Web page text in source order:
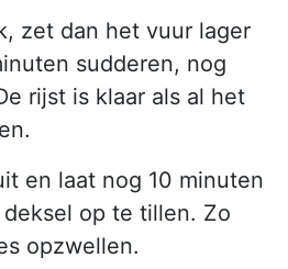
zet dan het vuur lager
sudderen, nog
rijst is klaar als al het
en laat nog 10 minuten
op te tillen. Zo
opzwellen.